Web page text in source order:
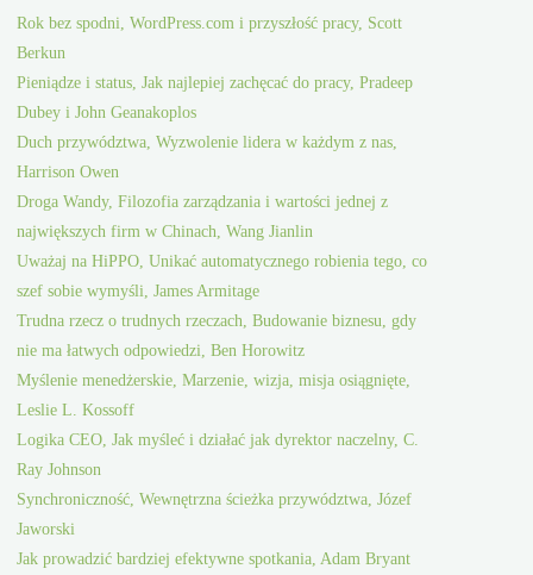
Rok bez spodni, WordPress.com i przyszłość pracy, Scott
Berkun
Pieniądze i status, Jak najlepiej zachęcać do pracy, Pradeep
Dubey i John Geanakoplos
Duch przywództwa, Wyzwolenie lidera w każdym z nas,
Harrison Owen
Droga Wandy, Filozofia zarządzania i wartości jednej z
największych firm w Chinach, Wang Jianlin
Uważaj na HiPPO, Unikać automatycznego robienia tego, co
szef sobie wymyśli, James Armitage
Trudna rzecz o trudnych rzeczach, Budowanie biznesu, gdy
nie ma łatwych odpowiedzi, Ben Horowitz
Myślenie menedżerskie, Marzenie, wizja, misja osiągnięte,
Leslie L. Kossoff
Logika CEO, Jak myśleć i działać jak dyrektor naczelny, C.
Ray Johnson
Synchroniczność, Wewnętrzna ścieżka przywództwa, Józef
Jaworski
Jak prowadzić bardziej efektywne spotkania, Adam Bryant